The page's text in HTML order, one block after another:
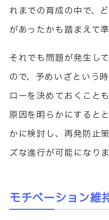
れまでの育成の中で、
があったかも踏まえて
それでも問題が発生し
ので、予めいざという
ローを決めておくこと
原因を明らかにすると
かに検討し、再発防止
ズな進行が可能になりま
モチベーション維